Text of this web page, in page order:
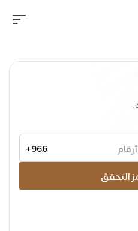
+966
التحقق